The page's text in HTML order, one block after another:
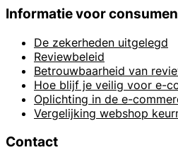
Informatie voor
De zekerheden uitgelegd
Reviewbeleid
Betrouwbaarheid van
Hoe blijf je veilig voor e-
Oplichting in de e-
Vergelijking webshop
Contact